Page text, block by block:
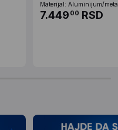
Materijal: Aluminijum/
7.449 00 RSD